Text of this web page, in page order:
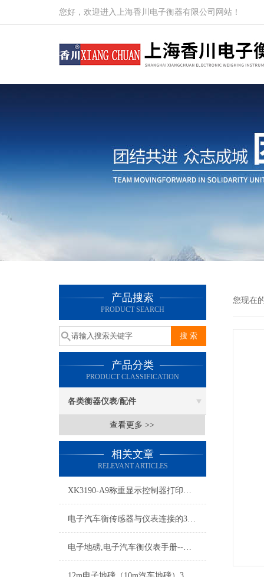
您好，欢迎进入上海香川电子衡器有限公司网站！
产品搜索
PRODUCT SEARCH
产品分类
PRODUCT CLASSIFICATION
各类衡器仪表/配件
查看更多 >>
相关文章
RELEVANT ARTICLES
XK3190-A9称重显示控制器打印操作介绍
电子汽车衡传感器与仪表连接的3个步骤
电子地磅,电子汽车衡仪表手册--安装联接
您现在